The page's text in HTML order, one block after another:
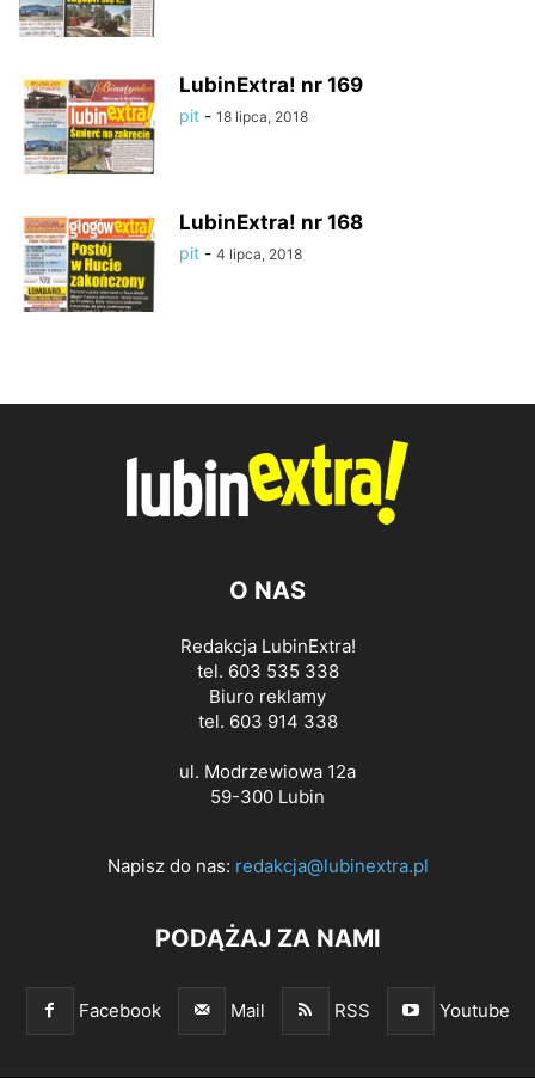
LubinExtra! nr 169
pit - 18 lipca, 2018
LubinExtra! nr 168
pit - 4 lipca, 2018
O NAS
Redakcja LubinExtra!
tel. 603 535 338
Biuro reklamy
tel. 603 914 338
ul. Modrzewiowa 12a
59-300 Lubin
Napisz do nas: redakcja@lubinextra.pl
PODĄŻAJ ZA NAMI
Facebook Mail RSS Youtube